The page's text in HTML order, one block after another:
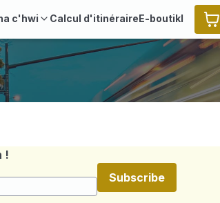
c'hwi Calcul d'itinéraireE-boutikl
!
Subscribe